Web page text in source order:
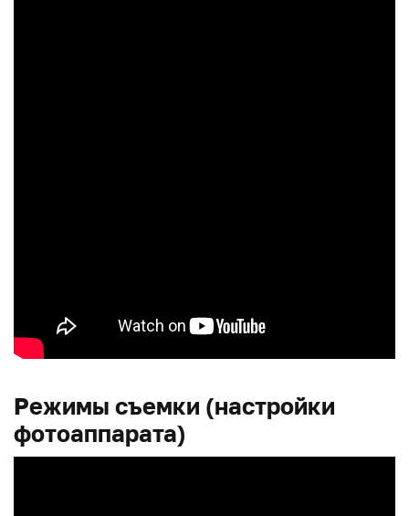
Режимы съемки (настройки
фотоаппарата)